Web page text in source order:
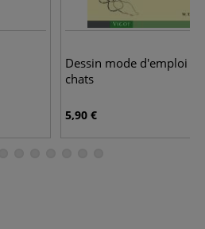
Dessin mode d'emploi :
chats
5,90 €